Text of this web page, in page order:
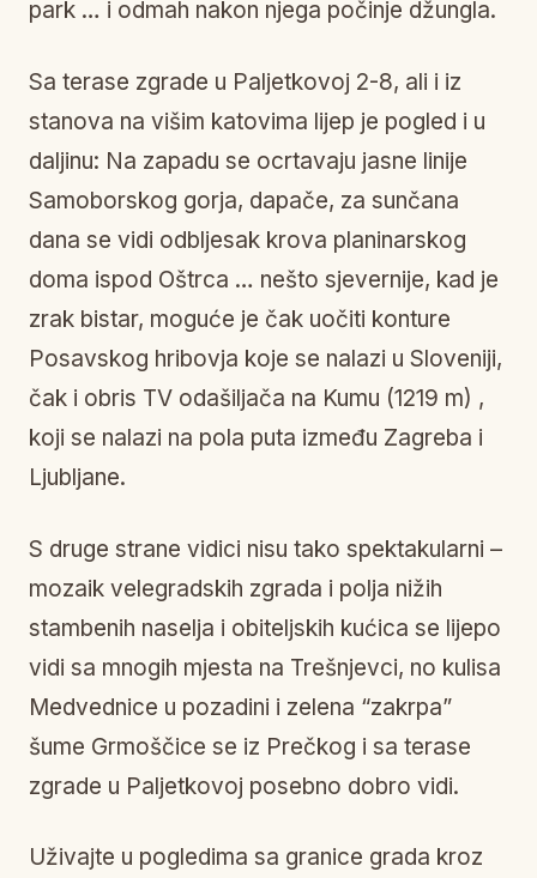
park … i odmah nakon njega počinje džungla.
Sa terase zgrade u Paljetkovoj 2-8, ali i iz
stanova na višim katovima lijep je pogled i u
daljinu: Na zapadu se ocrtavaju jasne linije
Samoborskog gorja, dapače, za sunčana
dana se vidi odbljesak krova planinarskog
doma ispod Oštrca … nešto sjevernije, kad je
zrak bistar, moguće je čak uočiti konture
Posavskog hribovja koje se nalazi u Sloveniji,
čak i obris TV odašiljača na Kumu (1219 m) ,
koji se nalazi na pola puta između Zagreba i
Ljubljane.
S druge strane vidici nisu tako spektakularni –
mozaik velegradskih zgrada i polja nižih
stambenih naselja i obiteljskih kućica se lijepo
vidi sa mnogih mjesta na Trešnjevci, no kulisa
Medvednice u pozadini i zelena “zakrpa”
šume Grmoščice se iz Prečkog i sa terase
zgrade u Paljetkovoj posebno dobro vidi.
Uživajte u pogledima sa granice grada kroz